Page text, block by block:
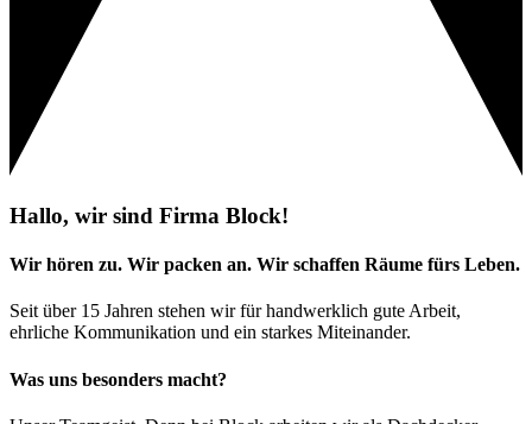
Hallo, wir sind Firma Block!
Wir hören zu. Wir packen an. Wir schaffen Räume fürs Leben.
Seit über 15 Jahren stehen wir für handwerklich gute Arbeit,
ehrliche Kommunikation und ein starkes Miteinander.
Was uns besonders macht?